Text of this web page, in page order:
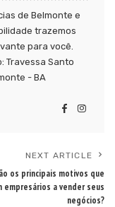
de Belmonte e
trazemos
para você.
Travessa Santo
- BA
NEXT ARTICLE
os principais motivos que
empresários a vender seus
negócios?